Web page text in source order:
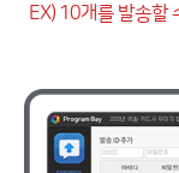
EX) 10개를 발송할